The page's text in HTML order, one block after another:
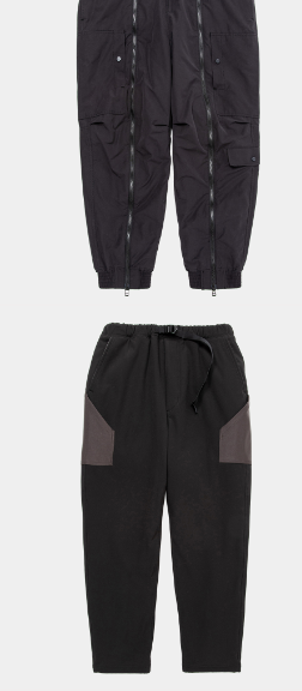
Padding Flight
PT / Off Black
Brushed
Lining Jog PT
/ Off Black